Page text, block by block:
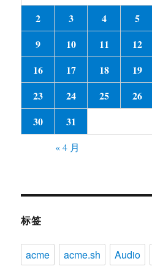
2
3 4 5
9
10 11 12
16
17 18 19
23
24 25 26
30
31
« 4 月
标签
acme acme.sh Audio